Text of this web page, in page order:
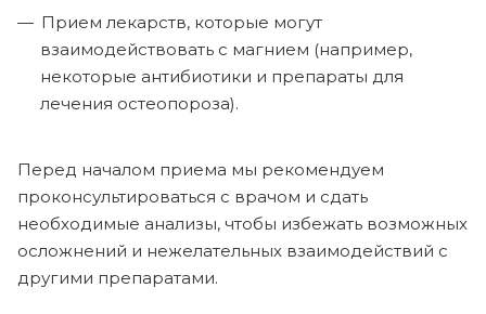
Прием лекарств, которые могут
взаимодействовать с магнием (например,
некоторые антибиотики и препараты для
лечения остеопороза).
Перед началом приема мы рекомендуем
проконсультироваться с врачом и сдать
необходимые анализы, чтобы избежать возможных
осложнений и нежелательных взаимодействий с
другими препаратами.